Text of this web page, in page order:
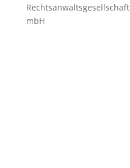
Rechtsanwaltsgesellschaft
mbH